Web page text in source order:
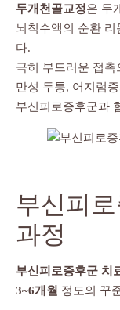
두개천골교정은 두
뇌척수액의 순환 리
다.
극히 부드러운 접촉
만성 두통, 어지럼
부신피로증후군과
부신피
과정
부신피로증후군 치
3~6개월 정도의 꾸